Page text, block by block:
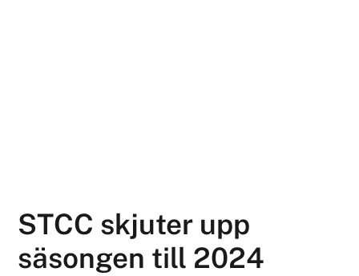
STCC skjuter upp
säsongen till 2024